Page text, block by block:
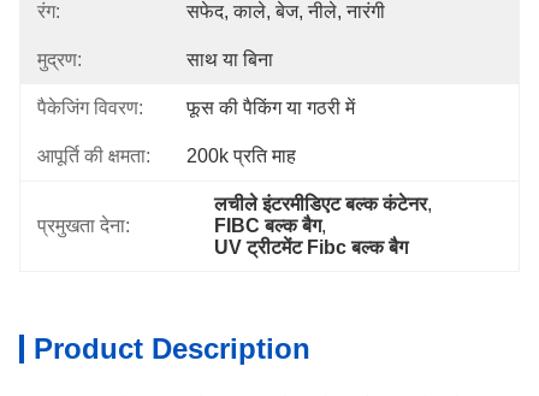
रंग: सफेद, काले, बेज, नीले, नारंगी
मुद्रण: साथ या बिना
पैकेजिंग विवरण: फूस की पैकिंग या गठरी में
आपूर्ति की क्षमता: 200k प्रति माह
प्रमुखता देना:
लचीले इंटरमीडिएट बल्क कंटेनर,
FIBC बल्क बैग,
UV ट्रीटमेंट Fibc बल्क बैग
Product Description